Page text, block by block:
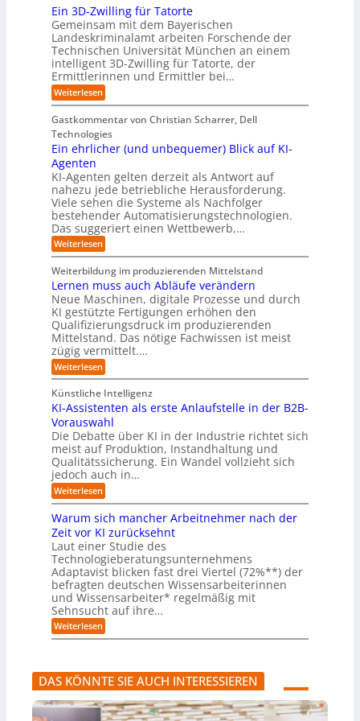
r
m
w
a
y
s
b
e
i
-
e
u
r
o
p
ä
c
h
n
R
o
u
t
e
H
e
r
s
t
e
l
r
n
n
g
s
a
u
b
e
r
e
D
a
e
n
K
I
P
r
o
j
e
k
t
e
i
d
e
r
I
n
d
u
s
t
r
i
e
e
r
m
ö
g
l
i
c
h
e
n
t
:
S
i
n
k
e
n
d
e
C
y
e
r
r
i
s
i
k
o
w
a
c
h
s
e
n
d
e
R
a
n
s
o
m
w
a
r
e
-
G
f
a
h
r
z
w
e
i
t
e
s
L
e
e
n
f
I
n
d
u
s
t
r
i
e
r
o
b
o
t
e
r
Ein 3D-Zwilling für Tatorte
Gemeinsam mit dem Bayerischen
Landeskriminalamt arbeiten Forschende der
Technischen Universität München an einem
intelligent 3D-Zwilling für Tatorte, der
Ermittlerinnen und Ermittler bei…
Weiterlesen:
E
n
3
D
w
i
l
l
i
n
g
f
ü
r
a
t
o
r
t
e
Gastkommentar von Christian Scharrer, Dell
Technologies
Ein ehrlicher (und unbequemer) Blick auf KI-
Agenten
KI-Agenten gelten derzeit als Antwort auf
nahezu jede betriebliche Herausforderung.
Viele sehen die Systeme als Nachfolger
bestehender Automatisierungstechnologien.
Das suggeriert einen Wettbewerb,…
Weiterlesen:
E
n
e
h
r
l
i
c
h
e
r
u
n
d
u
n
b
e
q
u
e
m
e
r
)
B
l
i
c
k
a
u
f
-
A
g
e
n
Weiterbildung im produzierenden Mittelstand
Lernen muss auch Abläufe verändern
Neue Maschinen, digitale Prozesse und durch
KI gestützte Fertigungen erhöhen den
Qualifizierungsdruck im produzierenden
Mittelstand. Das nötige Fachwissen ist meist
zügig vermittelt.…
Weiterlesen:
L
e
r
n
e
n
m
u
s
s
a
u
h
A
b
l
ä
u
f
e
v
e
r
d
e
r
n
Künstliche Intelligenz
KI-Assistenten als erste Anlaufstelle in der B2B-
Vorauswahl
Die Debatte über KI in der Industrie richtet sich
meist auf Produktion, Instandhaltung und
Qualitätssicherung. Ein Wandel vollzieht sich
jedoch auch in…
Weiterlesen:
K
-
A
s
s
i
s
t
e
n
t
e
l
s
e
r
s
Warum sich mancher Arbeitnehmer nach der
Zeit vor KI zurücksehnt
Laut einer Studie des
Technologieberatungsunternehmens
Adaptavist blicken fast drei Viertel (72%**) der
befragten deutschen Wissensarbeiterinnen
und Wissensarbeiter* regelmäßig mit
Sehnsucht auf ihre…
Weiterlesen:
W
u
m
s
i
c
DAS KÖNNTE SIE AUCH INTERESSIEREN